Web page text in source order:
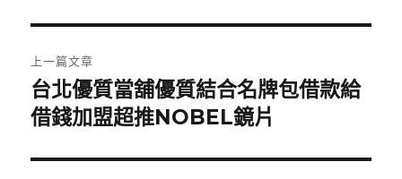
章
導
覽
上一篇文章
上
一
文
台北優質當舖優質結合名牌包借款給
借錢加盟超推NOBEL鏡片